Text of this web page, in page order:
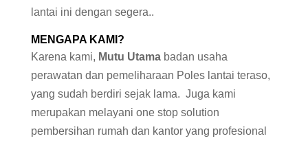
lantai ini dengan segera..
MENGAPA KAMI?
Karena kami, Mutu Utama badan usaha
perawatan dan pemeliharaan Poles lantai teraso,
yang sudah berdiri sejak lama. Juga kami
merupakan melayani one stop solution
pembersihan rumah dan kantor yang profesional